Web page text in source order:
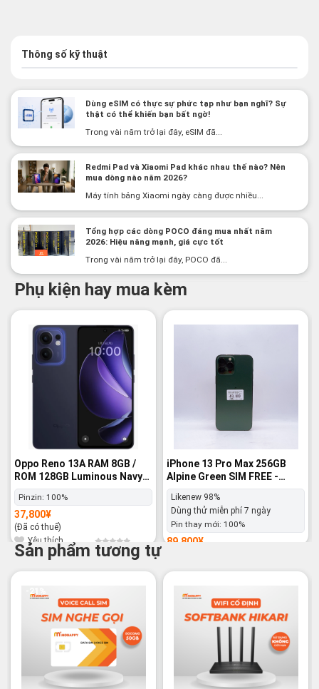
Thông số kỹ thuật
Dùng eSIM có thực sự phức tạp như bạn nghĩ? Sự
thật có thể khiến bạn bất ngờ!
Trong vài năm trở lại đây, eSIM đã...
Redmi Pad và Xiaomi Pad khác nhau thế nào? Nên
mua dòng nào năm 2026?
Máy tính bảng Xiaomi ngày càng được nhiều...
Tổng hợp các dòng POCO đáng mua nhất năm
2026: Hiệu năng mạnh, giá cực tốt
Trong vài năm trở lại đây, POCO đã...
Phụ kiện hay mua kèm
Oppo Reno 13A RAM 8GB /
ROM 128GB Luminous Navy
SIM FREE - Nguyên hộp
Pinzin: 100%
37,800¥
(Đã có thuế)
Yêu thích
iPhone 13 Pro Max 256GB
Alpine Green SIM FREE -
Likenew 98%
Likenew 98%
Dùng thử miễn phí 7 ngày
Pin thay mới: 100%
89,800¥
Sản phẩm tương tự
-21%